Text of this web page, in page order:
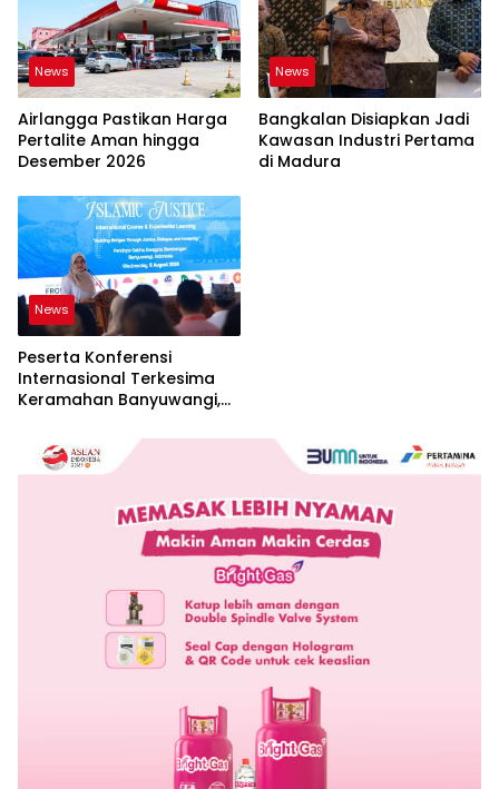
News
Airlangga Pastikan Harga
Pertalite Aman hingga
Desember 2026
News
Bangkalan Disiapkan Jadi
Kawasan Industri Pertama
di Madura
News
Peserta Konferensi
Internasional Terkesima
Keramahan Banyuwangi,
Keislaman